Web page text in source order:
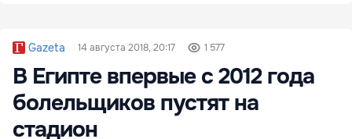
Gazeta 14 августа 2018, 20:17 1 577
В Египте впервые с 2012 года
болельщиков пустят на
стадион